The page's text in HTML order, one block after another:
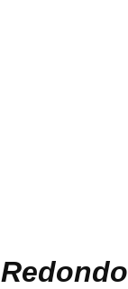
Redondo